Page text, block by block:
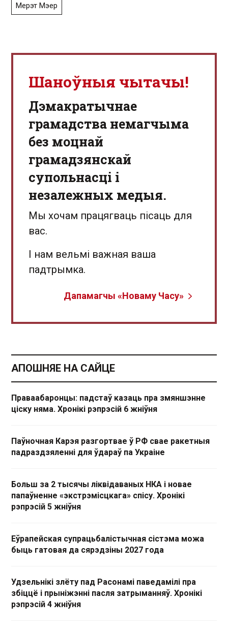
Мерэт Мэер
Шаноўныя чытачы!
Дэмакратычнае
грамадства немагчыма
без моцнай
грамадзянскай
супольнасці і
незалежных медыя.
Мы хочам працягваць пісаць для
вас.
І нам вельмі важная ваша
падтрымка.
Дапамагчы «Новаму Часу»
АПОШНЯЕ НА САЙЦЕ
Праваабаронцы: падстаў казаць пра змяншэнне
ціску няма. Хронікі рэпрэсій 6 жніўня
Паўночная Карэя разгортвае ў РФ свае ракетныя
падраздзяленні для ўдараў па Украіне
Больш за 2 тысячы ліквідаваных НКА і новае
папаўненне «экстрэмісцкага» спісу. Хронікі
рэпрэсій 5 жніўня
Еўрапейская супрацьбалістычная сістэма можа
быць гатовая да сярэдзіны 2027 года
Удзельнікі злёту пад Расонамі паведамілі пра
збіццё і прыніжэнні пасля затрыманняў. Хронікі
рэпрэсій 4 жніўня